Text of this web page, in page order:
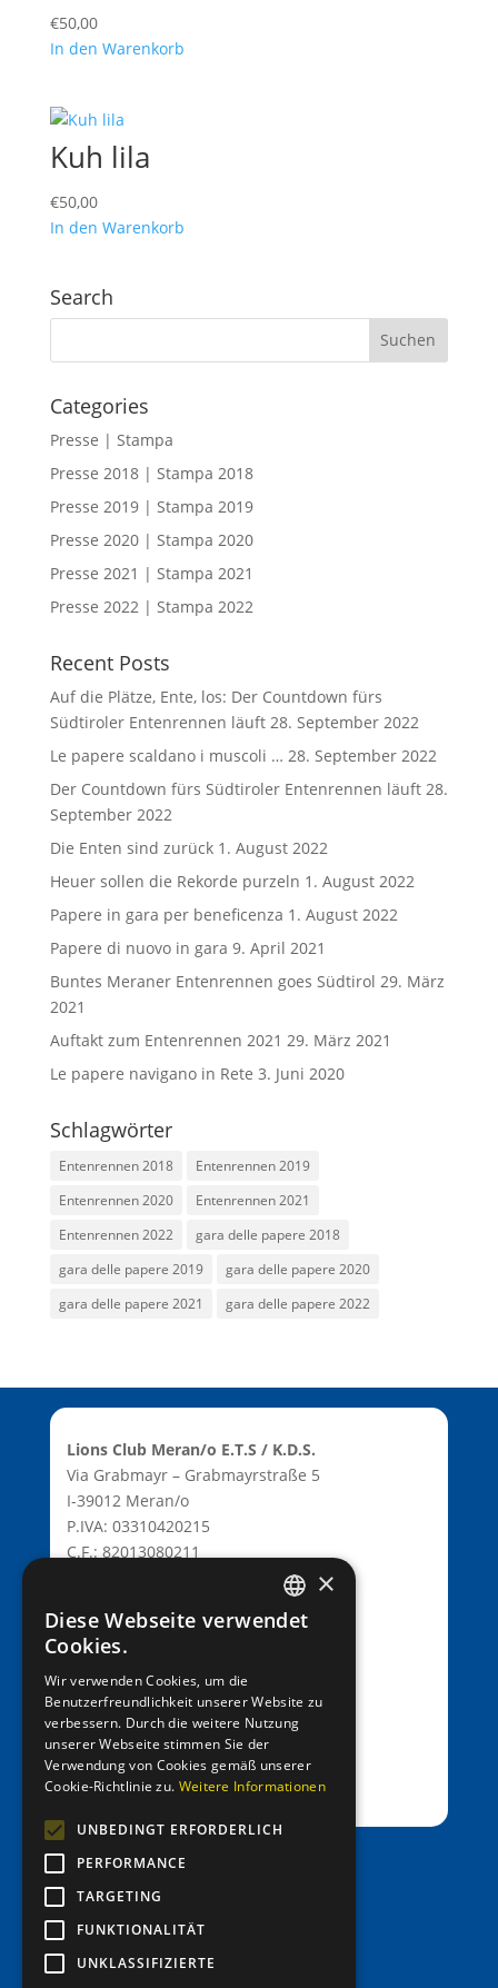
€50,00
In den Warenkorb
Kuh lila
€50,00
In den Warenkorb
Search
Categories
Presse | Stampa
Presse 2018 | Stampa 2018
Presse 2019 | Stampa 2019
Presse 2020 | Stampa 2020
Presse 2021 | Stampa 2021
Presse 2022 | Stampa 2022
Recent Posts
Auf die Plätze, Ente, los: Der Countdown fürs
Südtiroler Entenrennen läuft 28. September 2022
Le papere scaldano i muscoli … 28. September 2022
Der Countdown fürs Südtiroler Entenrennen läuft 28.
September 2022
Die Enten sind zurück 1. August 2022
Heuer sollen die Rekorde purzeln 1. August 2022
Papere in gara per beneficenza 1. August 2022
Papere di nuovo in gara 9. April 2021
Buntes Meraner Entenrennen goes Südtirol 29. März
2021
Auftakt zum Entenrennen 2021 29. März 2021
Le papere navigano in Rete 3. Juni 2020
Schlagwörter
Entenrennen 2018
Entenrennen 2019
Entenrennen 2020
Entenrennen 2021
Entenrennen 2022
gara delle papere 2018
gara delle papere 2019
gara delle papere 2020
gara delle papere 2021
gara delle papere 2022
Lions Club Meran/o E.T.S / K.D.S.
Via Grabmayr – Grabmayrstraße 5
I-39012 Meran/o
P.IVA: 03310420215
C.F.: 82013080211
Fil.: Rennweg 42, 39012 Meran/o
IBAN: IT39C0811258591000303200680
SWIFT-BIC: RZSBIT21101
office@entenrennen.it
GERMAN
×
Diese Webseite verwendet
Cookies.
Wir verwenden Cookies, um die
Benutzerfreundlichkeit unserer Website zu
verbessern. Durch die weitere Nutzung
unserer Webseite stimmen Sie der
Verwendung von Cookies gemäß unserer
Cookie-Richtlinie zu. Weitere Informationen
UNBEDINGT ERFORDERLICH
PERFORMANCE
TARGETING
FUNKTIONALITÄT
UNKLASSIFIZIERTE